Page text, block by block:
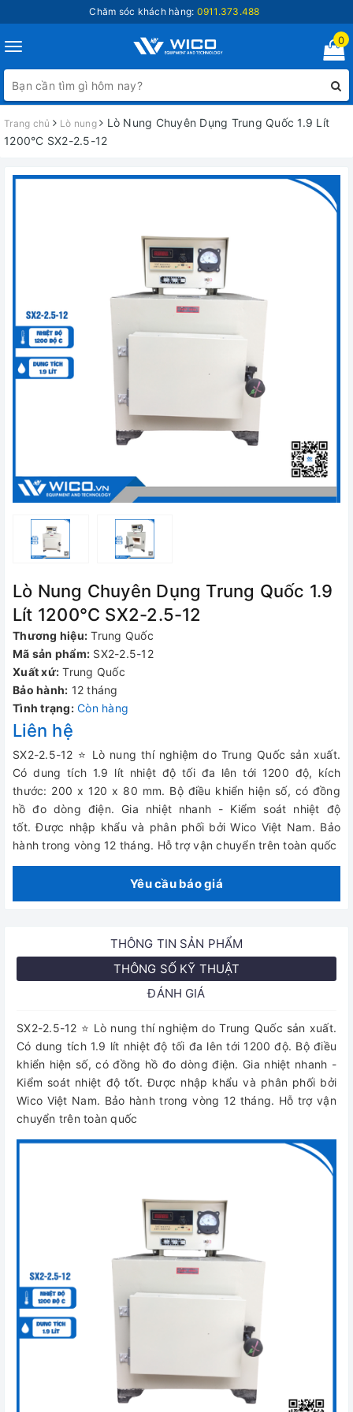
Chăm sóc khách hàng: 0911.373.488
Toggle
navigation
0
Trang chủ Lò nung
Lò Nung Chuyên Dụng Trung Quốc 1.9 Lít
1200°C SX2-2.5-12
Lò Nung Chuyên Dụng Trung Quốc 1.9
Lít 1200°C SX2-2.5-12
Thương hiệu: Trung Quốc
Mã sản phẩm: SX2-2.5-12
Xuất xứ: Trung Quốc
Bảo hành: 12 tháng
Tình trạng: Còn hàng
Liên hệ
SX2-2.5-12 ⭐ Lò nung thí nghiệm do Trung Quốc sản xuất.
Có dung tích 1.9 lít nhiệt độ tối đa lên tới 1200 độ, kích
thước: 200 x 120 x 80 mm. Bộ điều khiển hiện số, có đồng
hồ đo dòng điện. Gia nhiệt nhanh - Kiểm soát nhiệt độ
tốt. Được nhập khẩu và phân phối bởi Wico Việt Nam. Bảo
hành trong vòng 12 tháng. Hỗ trợ vận chuyển trên toàn quốc
Yêu cầu báo giá
THÔNG TIN SẢN PHẨM
THÔNG SỐ KỸ THUẬT
ĐÁNH GIÁ
SX2-2.5-12 ⭐ Lò nung thí nghiệm do Trung Quốc sản xuất.
Có dung tích 1.9 lít nhiệt độ tối đa lên tới 1200 độ. Bộ điều
khiển hiện số, có đồng hồ đo dòng điện. Gia nhiệt nhanh -
Kiểm soát nhiệt độ tốt. Được nhập khẩu và phân phối bởi
Wico Việt Nam. Bảo hành trong vòng 12 tháng. Hỗ trợ vận
chuyển trên toàn quốc